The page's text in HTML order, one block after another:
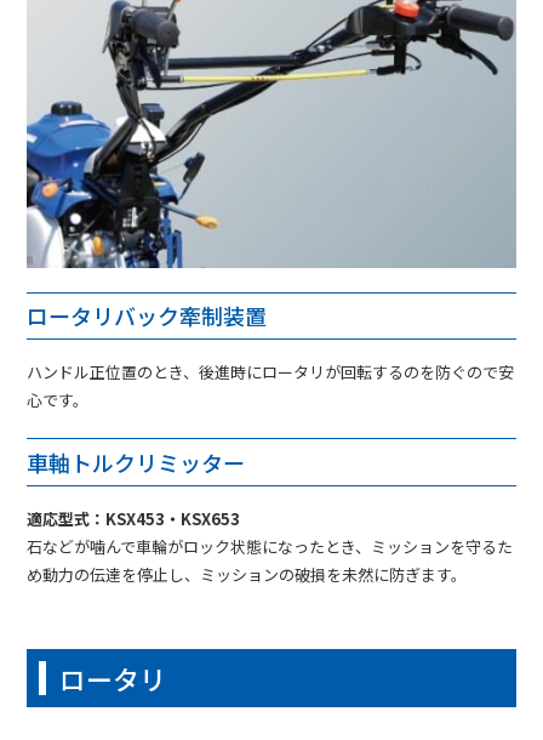
ロータリバック牽制装置
ハンドル正位置のとき、後進時にロータリが回転するのを防ぐので安
心です。
車軸トルクリミッター
適応型式：KSX453・KSX653
石などが噛んで車輪がロック状態になったとき、ミッションを守るた
め動力の伝達を停止し、ミッションの破損を未然に防ぎます。
ロータリ